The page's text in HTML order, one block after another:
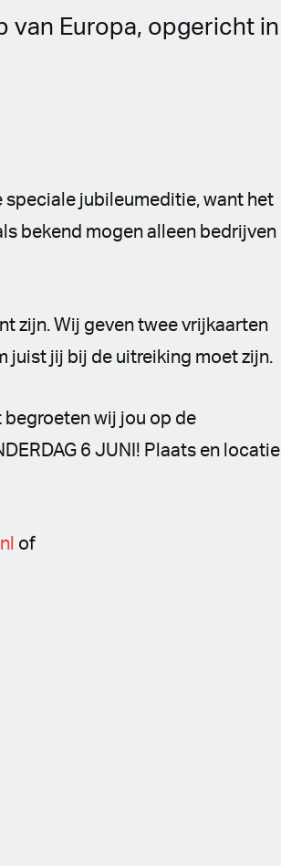
van Europa, opgericht in
speciale jubileumeditie, want het
bekend mogen alleen bedrijven
zijn. Wij geven twee vrijkaarten
juist jij bij de uitreiking moet zijn.
wij jou op de
6 JUNI! Plaats en locatie
of